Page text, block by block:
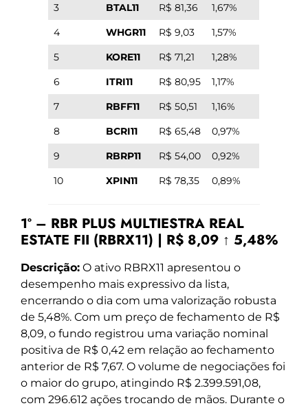
3
BTAL11 R$ 81,36
1,67%
4
WHGR11 R$ 9,03
1,57%
5
KORE11 R$ 71,21
1,28%
6
ITRI11 R$ 80,95
1,17%
7
RBFF11 R$ 50,51
1,16%
8
BCRI11 R$ 65,48
0,97%
9
RBRP11 R$ 54,00
0,92%
10
XPIN11 R$ 78,35 0,89%
1º – RBR PLUS MULTIESTRA REAL
ESTATE FII (RBRX11) | R$ 8,09 ↑ 5,48%
Descrição: O ativo RBRX11 apresentou o
desempenho mais expressivo da lista,
encerrando o dia com uma valorização robusta
de 5,48%. Com um preço de fechamento de R$
8,09, o fundo registrou uma variação nominal
positiva de R$ 0,42 em relação ao fechamento
anterior de R$ 7,67. O volume de negociações foi
o maior do grupo, atingindo R$ 2.399.591,08,
com 296.612 ações trocando de mãos. Durante o